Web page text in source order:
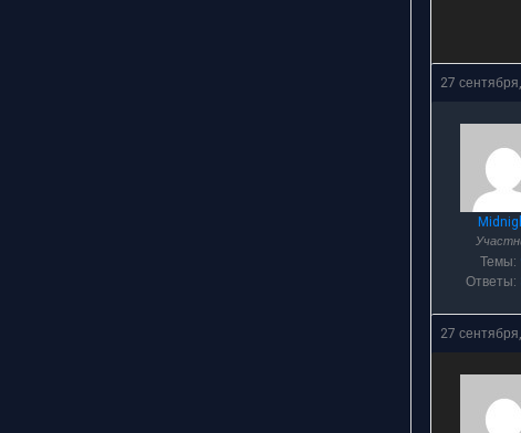
27
Темы:
Ответы:
27